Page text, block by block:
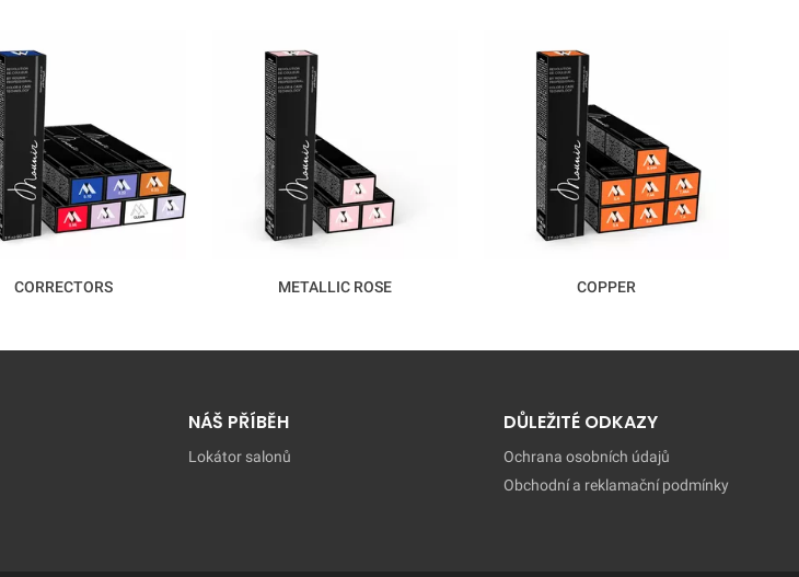
CORRECTORS METALLIC ROSE COPPER
NÁŠ PŘÍBĚH
Lokátor salonů
DŮLEŽITÉ ODKAZY
Ochrana osobních údajů
Obchodní a reklamační podmínky